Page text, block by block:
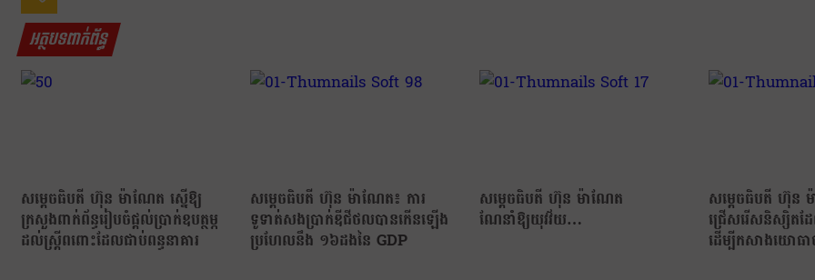
អត្ថបទពាក់ព័ន្ធ
សម្ដេចធិបតី ហ៊ុន ម៉ាណែត ស្នើឱ្យ
ក្រសួងពាក់ព័ន្ធរៀបចំផ្ដល់ប្រាក់ឧបត្ថម្ភ
ដល់ស្រ្តីពពោះដែលជាប់ពន្ធនាគារ
សម្ដេចធិបតី ហ៊ុន ម៉ាណែត៖ ការ
ទូទាត់សងប្រាក់ឌីជីថលបានកើនឡើង
ប្រហែលនឹង ១៦ដងនៃ GDP
សម្ដេចធិបតី ហ៊ុន ម៉ាណែត
ណែនាំឱ្យយុវវ័យ…
សម្ដេចធិបតី ហ៊ុន
ជ្រើសរើសនិស្សិតដ
ដើម្បីកសាងយោធាចា